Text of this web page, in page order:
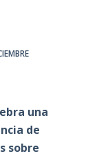
una
de
sobre